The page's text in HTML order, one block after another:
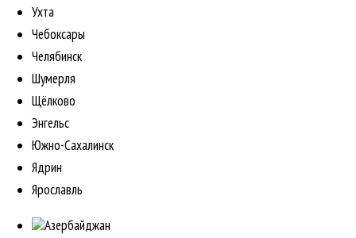
Ухта
Чебоксары
Челябинск
Шумерля
Щёлково
Энгельс
Южно-Сахалинск
Ядрин
Ярославль
Азербайджан